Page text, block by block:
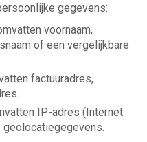
gegevens:
voornaam,
of een vergelijkbare
factuuradres,
IP-adres (Internet
geolocatiegegevens.